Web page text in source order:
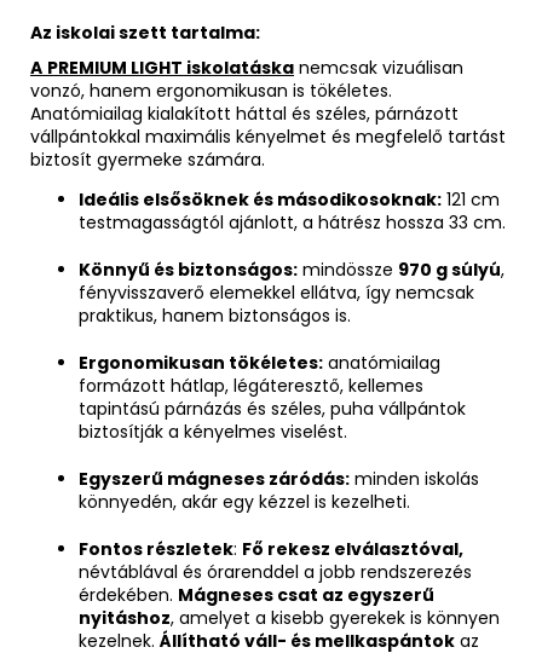
Az iskolai szett tartalma:
A PREMIUM LIGHT iskolatáska nemcsak vizuálisan
vonzó, hanem ergonomikusan is tökéletes.
Anatómiailag kialakított háttal és széles, párnázott
vállpántokkal maximális kényelmet és megfelelő tartást
biztosít gyermeke számára.
Ideális elsősöknek és másodikosoknak: 121 cm
testmagasságtól ajánlott, a hátrész hossza 33 cm.
Könnyű és biztonságos: mindössze 970 g súlyú,
fényvisszaverő elemekkel ellátva, így nemcsak
praktikus, hanem biztonságos is.
Ergonomikusan tökéletes: anatómiailag
formázott hátlap, légáteresztő, kellemes
tapintású párnázás és széles, puha vállpántok
biztosítják a kényelmes viselést.
Egyszerű mágneses záródás: minden iskolás
könnyedén, akár egy kézzel is kezelheti.
Fontos részletek: Fő rekesz elválasztóval,
névtáblával és órarenddel a jobb rendszerezés
érdekében. Mágneses csat az egyszerű
nyitáshoz, amelyet a kisebb gyerekek is könnyen
kezelnek. Állítható váll- és mellkaspántok az